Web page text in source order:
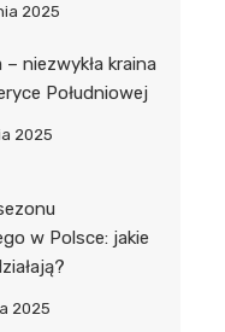
2025
niezwykła kraina
Południowej
2025
w Polsce: jakie
2025